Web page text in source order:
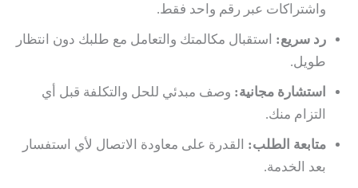
واشتراكات عبر رقم واحد فقط.
رد سريع: استقبال مكالمتك والتعامل مع طلبك دون انتظار
طويل.
استشارة مجانية: وصف مبدئي للحل والتكلفة قبل أي
التزام منك.
متابعة الطلب: القدرة على معاودة الاتصال لأي استفسار
بعد الخدمة.